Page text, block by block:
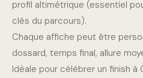
profil altimétrique (essentiel
clés du parcours).
Chaque affiche peut être
dossard, temps final, allure
Idéale pour célébrer un finish à